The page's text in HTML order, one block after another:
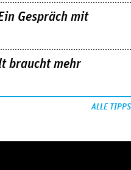
Gespräch mit
braucht mehr
ALLE TIPPS